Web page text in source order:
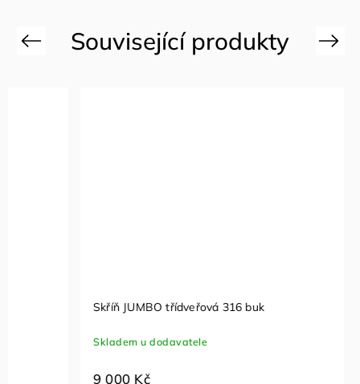
Previous
Skříň JUMBO třídveřová 316 buk
Skladem u dodavatele
Next